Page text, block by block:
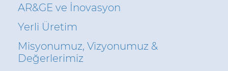
Sürdürülebilirlik
Yatırımcı İlişkileri
E Path
AR&GE ve İnovasyon
Yerli Üretim
Misyonumuz, Vizyonumuz &
Değerlerimiz